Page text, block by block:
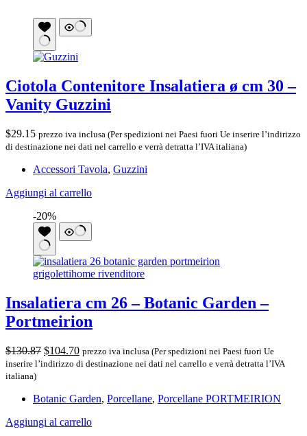
Ciotola Contenitore Insalatiera ø cm 30 –
Vanity Guzzini
$29.15 prezzo iva inclusa (Per spedizioni nei Paesi fuori Ue inserire l’indirizzo
di destinazione nei dati nel carrello e verrà detratta l’IVA italiana)
Accessori Tavola, Guzzini
Aggiungi al carrello
-20%
Insalatiera cm 26 – Botanic Garden –
Portmeirion
$130.87 Il
prezzo
$130.87.
$104.70Il
prezzo
$104.70.
prezzo iva inclusa (Per spedizioni nei Paesi fuori Ue
inserire l’indirizzo di destinazione nei dati nel carrello e verrà detratta l’IVA
italiana)
Botanic Garden, Porcellane, Porcellane PORTMEIRION
Aggiungi al carrello